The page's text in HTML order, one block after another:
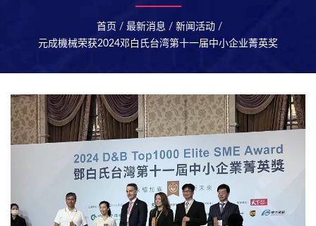
英奖
菁英奖。此奖项以客户为中心，综合评估付款表现、财务压力
指标、ESG（环境、社会与治理）指标、出口水平与营收等关
键指标。同时，参选企业必须在过去一年内无撤资、负面法律
获奖企业。 此次获奖，不仅是对元成機械优异表现的肯定，
谢客户、合作伙伴与全体员工的支持，我们将继续精进，迎接
未来挑战。 元成拥有专业的研发团队,提供优质的生技制药设
备及服务,开拓全球市场
首页 / 最新消息 / 新闻活动 /
元成機械荣获2024邓白氏台湾第十一届中小企业菁英奖